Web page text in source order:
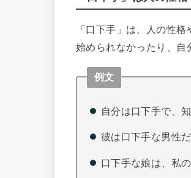
「口下手」は、人の性
始められなかったり、自
例文
自分は口下手で、
彼は口下手な男性
口下手な娘は、私